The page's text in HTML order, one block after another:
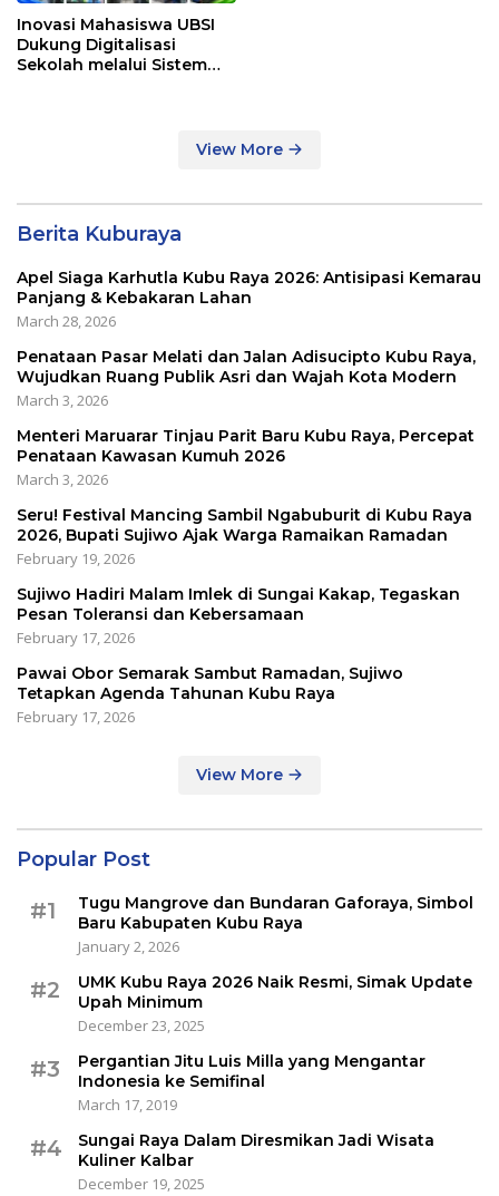
Inovasi Mahasiswa UBSI
Dukung Digitalisasi
Sekolah melalui Sistem
View More
Berita Kuburaya
Apel Siaga Karhutla Kubu Raya 2026: Antisipasi Kemarau
Panjang & Kebakaran Lahan
March 28, 2026
Penataan Pasar Melati dan Jalan Adisucipto Kubu Raya,
Wujudkan Ruang Publik Asri dan Wajah Kota Modern
March 3, 2026
Menteri Maruarar Tinjau Parit Baru Kubu Raya, Percepat
Penataan Kawasan Kumuh 2026
March 3, 2026
Seru! Festival Mancing Sambil Ngabuburit di Kubu Raya
2026, Bupati Sujiwo Ajak Warga Ramaikan Ramadan
February 19, 2026
Sujiwo Hadiri Malam Imlek di Sungai Kakap, Tegaskan
Pesan Toleransi dan Kebersamaan
February 17, 2026
Pawai Obor Semarak Sambut Ramadan, Sujiwo
Tetapkan Agenda Tahunan Kubu Raya
February 17, 2026
View More
Popular Post
#1
Tugu Mangrove dan Bundaran Gaforaya, Simbol
Baru Kabupaten Kubu Raya
January 2, 2026
#2
UMK Kubu Raya 2026 Naik Resmi, Simak Update
Upah Minimum
December 23, 2025
#3
Pergantian Jitu Luis Milla yang Mengantar
Indonesia ke Semifinal
March 17, 2019
#4
Sungai Raya Dalam Diresmikan Jadi Wisata
Kuliner Kalbar
December 19, 2025